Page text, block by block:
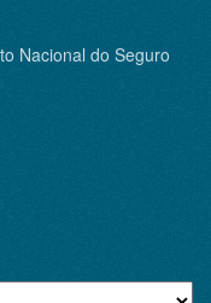
Nacional do Seguro